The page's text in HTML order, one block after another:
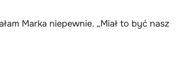
Marka niepewnie. „Miał to być nasz